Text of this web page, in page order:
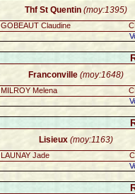
Thf St Quentin (moy:1395)
GOBEAUT Claudine
Franconville (moy:1648)
MILROY Melena
Lisieux (moy:1163)
LAUNAY Jade